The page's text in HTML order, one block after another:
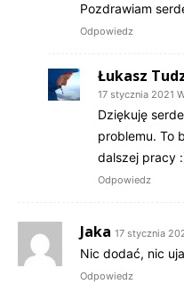
Pozdrawiam
Odpowiedz
Łukasz
17 stycznia 2021
Dziękuję
problemu. To
dalszej pracy
Odpowiedz
Jaka 17 stycznia
Nic dodać, nic
Odpowiedz